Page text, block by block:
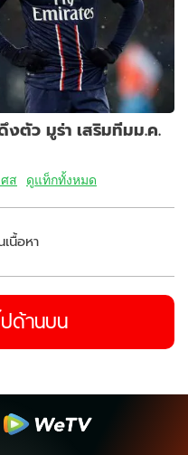
ตัว มูร่า เสริมทีมม.ค.
ส ดูแท็กทั้งหมด
นื้อหา
ด้านบน